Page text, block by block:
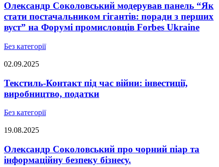
Олександр Соколовський модерував панель “Як
стати постачальником гігантів: поради з перших
вуст” на Форумі промисловців Forbes Ukraine
Без категорії
02.09.2025
Текстиль-Контакт під час війни: інвестиції,
виробництво, податки
Без категорії
19.08.2025
Олександр Соколовський про чорний піар та
інформаційну безпеку бізнесу.